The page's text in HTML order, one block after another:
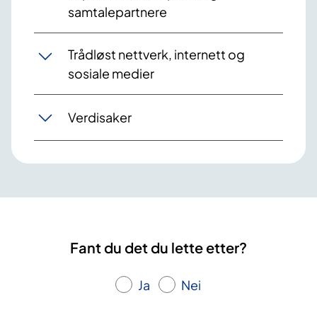
samtalepartnere
Trådløst nettverk, internett og
sosiale medier
Verdisaker
Fant du det du lette etter?
Ja Nei